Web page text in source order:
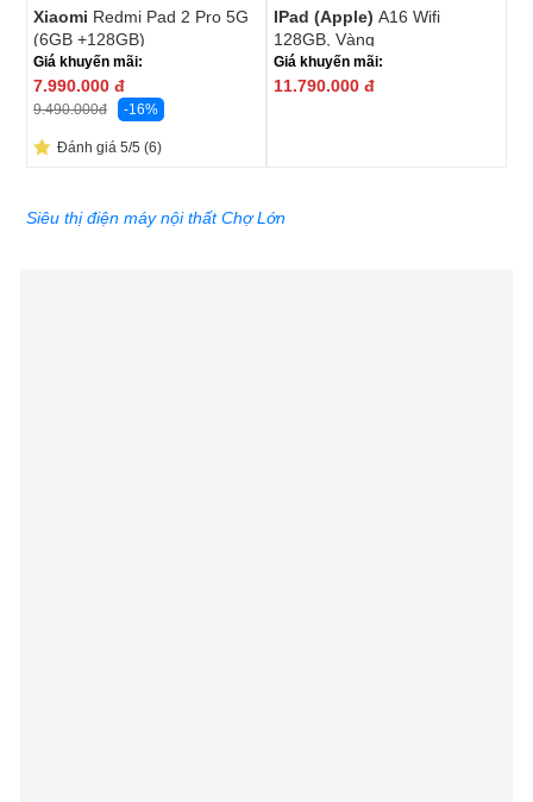
Xiaomi Redmi Pad 2 Pro 5G
(6GB +128GB)
Giá khuyến mãi:
7.990.000 đ
9.490.000đ -16%
Đánh giá 5/5 (6)
IPad (Apple) A16 Wifi
128GB, Vàng
Giá khuyến mãi:
11.790.000 đ
Siêu thị điện máy nội thất Chợ Lớn